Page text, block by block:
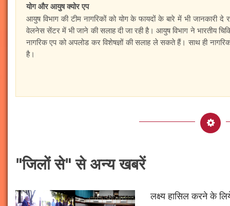
योग और आयुष क्योर एप
आयुष विभाग की टीम नागरिकों को योग के फायदों के बारे में भी जानकारी
वेलनेस सेंटर में भी जाने की सलाह दी जा रही है। आयुष विभाग ने भारतीय
नागरिक एप को अपलोड कर विशेषज्ञों की सलाह ले सकते हैं। साथ ही
है।
"जिलों से" से अन्य खबरें
लक्ष्य हासिल करने के